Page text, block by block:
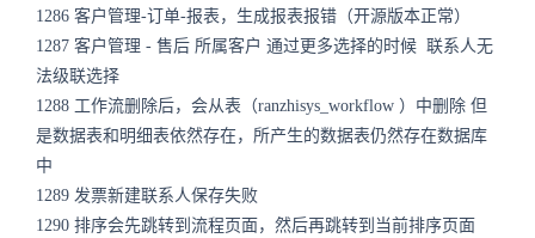
1286 客户管理-订单-报表，生成报表报错（开源版本正常）
1287 客户管理 - 售后 所属客户 通过更多选择的时候 联系人无
法级联选择
1288 工作流删除后，会从表（ranzhisys_workflow ）中删除 但
是数据表和明细表依然存在，所产生的数据表仍然存在数据库
中
1289 发票新建联系人保存失败
1290 排序会先跳转到流程页面，然后再跳转到当前排序页面